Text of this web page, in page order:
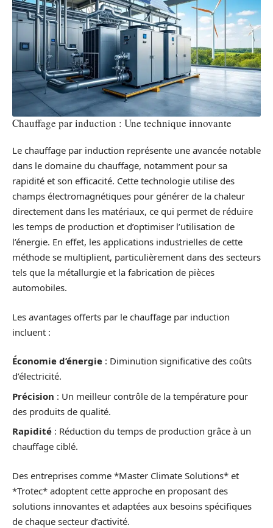
Chauffage par induction : Une technique innovante
Le chauffage par induction représente une avancée notable
dans le domaine du chauffage, notamment pour sa
rapidité et son efficacité. Cette technologie utilise des
champs électromagnétiques pour générer de la chaleur
directement dans les matériaux, ce qui permet de réduire
les temps de production et d’optimiser l’utilisation de
l’énergie. En effet, les applications industrielles de cette
méthode se multiplient, particulièrement dans des secteurs
tels que la métallurgie et la fabrication de pièces
automobiles.
Les avantages offerts par le chauffage par induction
incluent :
Économie d’énergie : Diminution significative des coûts
d’électricité.
Précision : Un meilleur contrôle de la température pour
des produits de qualité.
Rapidité : Réduction du temps de production grâce à un
chauffage ciblé.
Des entreprises comme *Master Climate Solutions* et
*Trotec* adoptent cette approche en proposant des
solutions innovantes et adaptées aux besoins spécifiques
de chaque secteur d’activité.